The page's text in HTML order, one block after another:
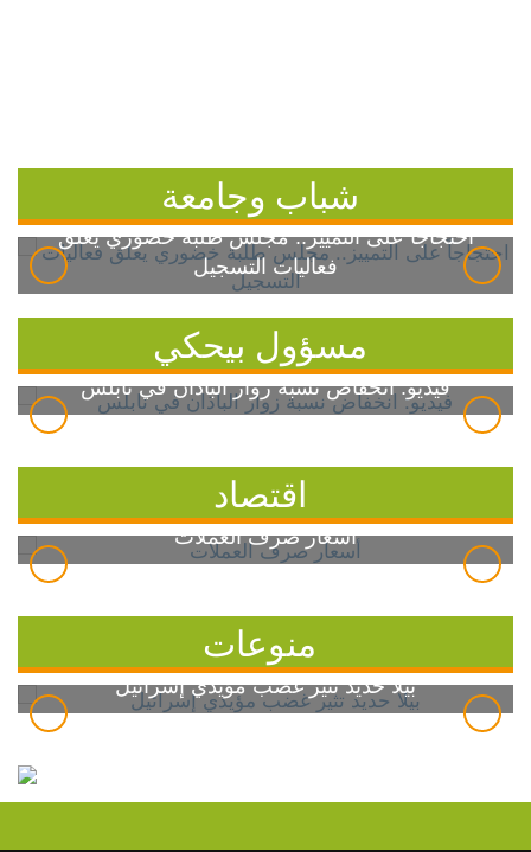
شباب وجامعة
احتجاجاً على التمييز.. مجلس طلبة خضوري يعلق
فعاليات التسجيل
مسؤول بيحكي
فيديو: انخفاض نسبة زوار الباذان في نابلس
اقتصاد
أسعار صرف العملات
منوعات
بيلا حديد تثير غضب مؤيدي إسرائيل